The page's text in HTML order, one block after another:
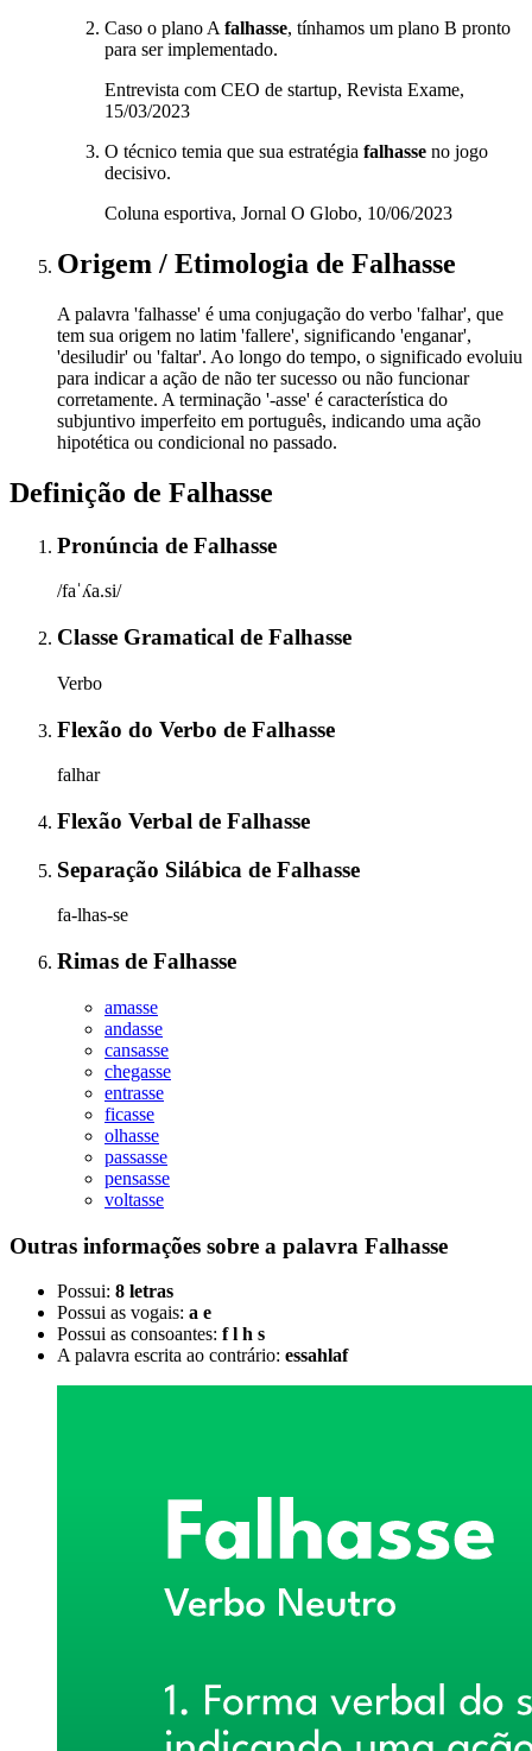
Caso o plano A falhasse, tínhamos um plano B pronto
para ser implementado.
Entrevista com CEO de startup, Revista Exame,
15/03/2023
O técnico temia que sua estratégia falhasse no jogo
decisivo.
Coluna esportiva, Jornal O Globo, 10/06/2023
Origem / Etimologia de Falhasse
A palavra 'falhasse' é uma conjugação do verbo 'falhar', que
tem sua origem no latim 'fallere', significando 'enganar',
'desiludir' ou 'faltar'. Ao longo do tempo, o significado evoluiu
para indicar a ação de não ter sucesso ou não funcionar
corretamente. A terminação '-asse' é característica do
subjuntivo imperfeito em português, indicando uma ação
hipotética ou condicional no passado.
Definição de Falhasse
Pronúncia de Falhasse
/faˈʎa.si/
Classe Gramatical de Falhasse
Verbo
Flexão do Verbo de Falhasse
falhar
Flexão Verbal de Falhasse
Separação Silábica de Falhasse
fa-lhas-se
Rimas de Falhasse
amasse
andasse
cansasse
chegasse
entrasse
ficasse
olhasse
passasse
pensasse
voltasse
Outras informações sobre a palavra Falhasse
Possui: 8 letras
Possui as vogais: a e
Possui as consoantes: f l h s
A palavra escrita ao contrário: essahlaf